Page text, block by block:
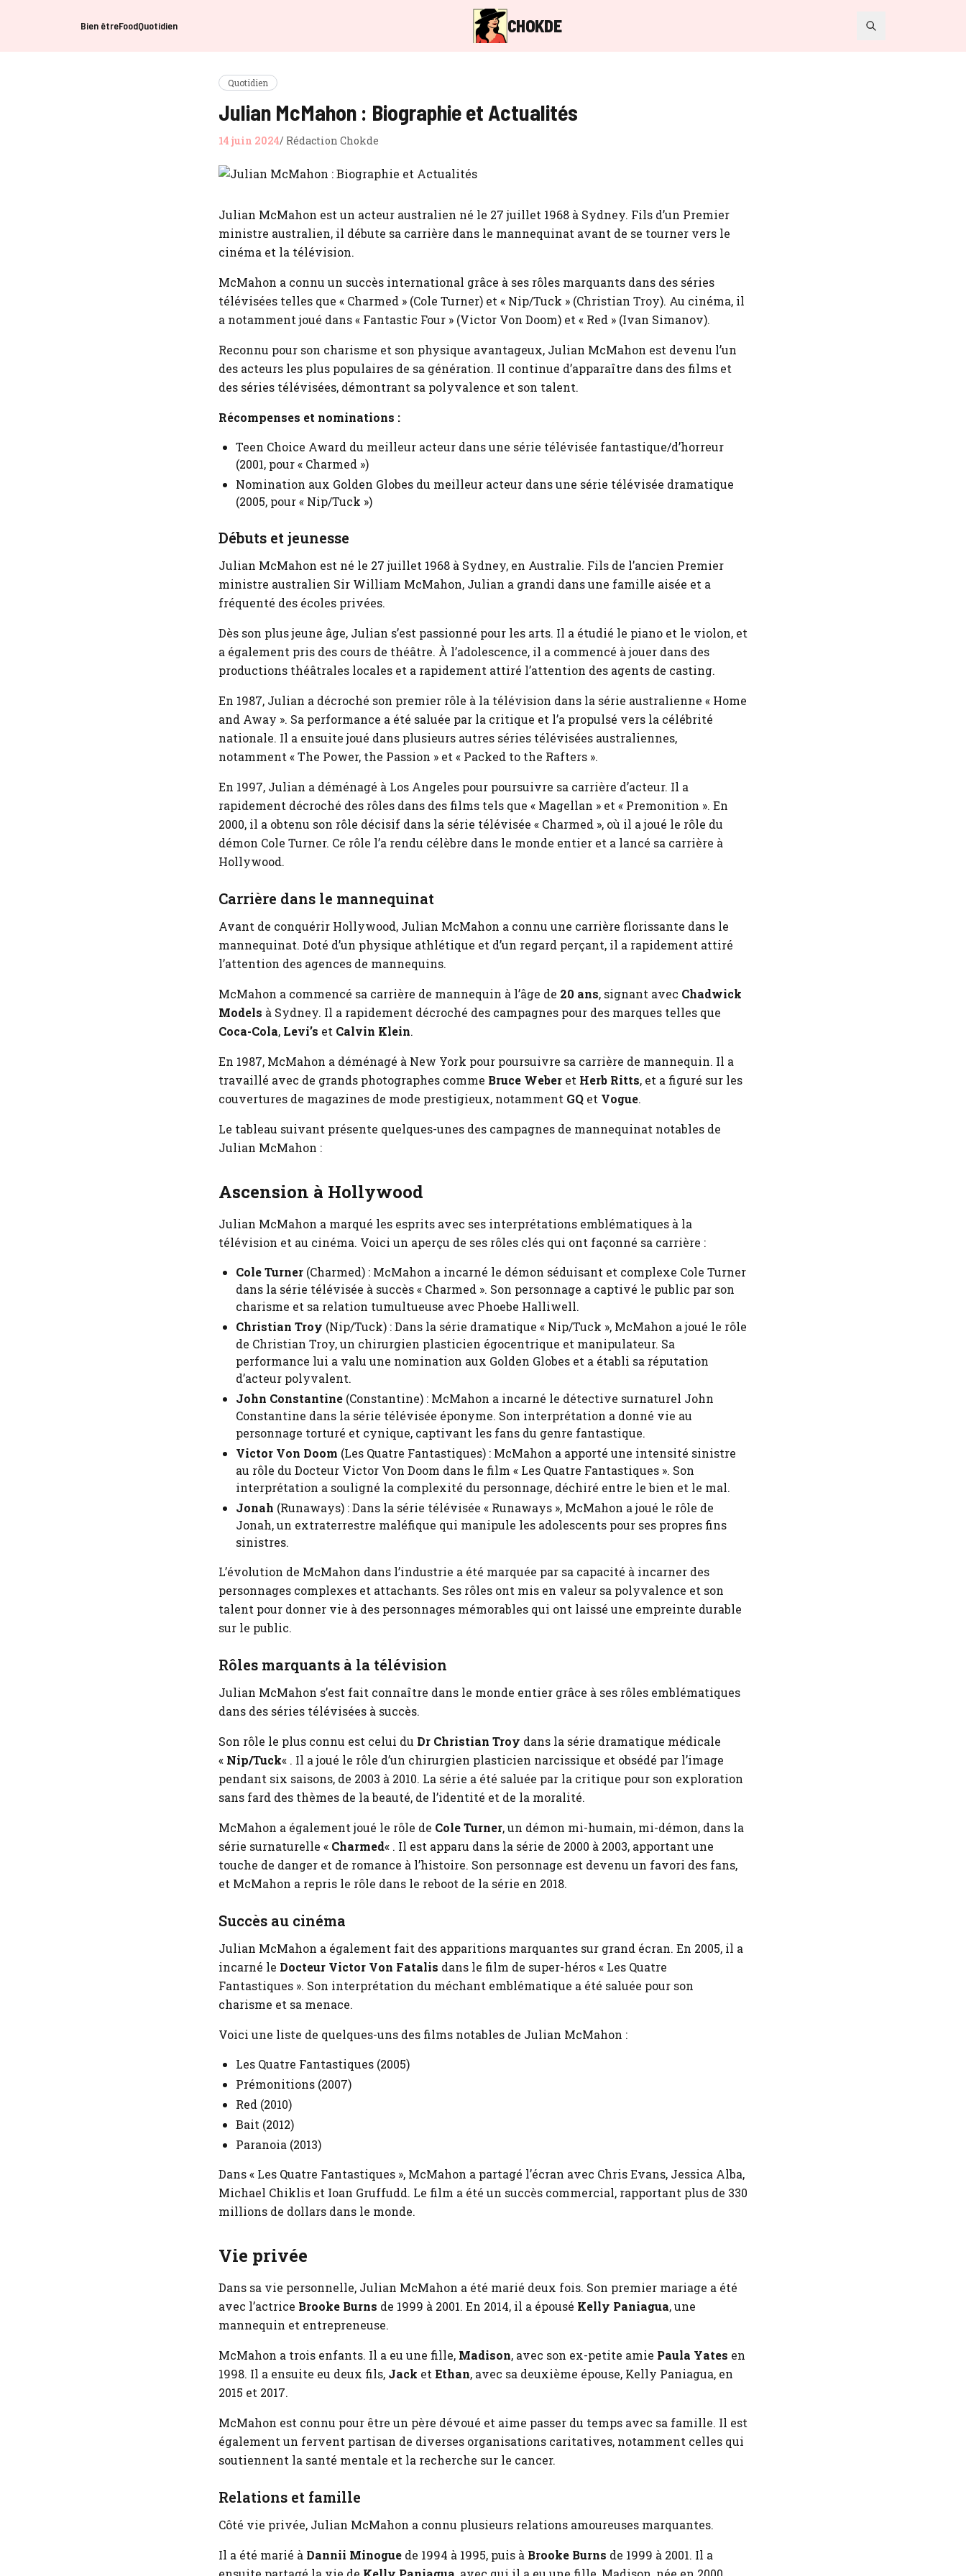
Bien êtreFoodQuotidien CHOKDE
Quotidien
Julian McMahon : Biographie et Actualités
14 juin 2024/ Rédaction Chokde
Julian McMahon est un acteur australien né le 27 juillet 1968 à Sydney. Fils d’un Premier
ministre australien, il débute sa carrière dans le mannequinat avant de se tourner vers le
cinéma et la télévision.
McMahon a connu un succès international grâce à ses rôles marquants dans des séries
télévisées telles que « Charmed » (Cole Turner) et « Nip/Tuck » (Christian Troy). Au cinéma, il
a notamment joué dans « Fantastic Four » (Victor Von Doom) et « Red » (Ivan Simanov).
Reconnu pour son charisme et son physique avantageux, Julian McMahon est devenu l’un
des acteurs les plus populaires de sa génération. Il continue d’apparaître dans des films et
des séries télévisées, démontrant sa polyvalence et son talent.
Récompenses et nominations :
Teen Choice Award du meilleur acteur dans une série télévisée fantastique/d’horreur
(2001, pour « Charmed »)
Nomination aux Golden Globes du meilleur acteur dans une série télévisée dramatique
(2005, pour « Nip/Tuck »)
Débuts et jeunesse
Julian McMahon est né le 27 juillet 1968 à Sydney, en Australie. Fils de l’ancien Premier
ministre australien Sir William McMahon, Julian a grandi dans une famille aisée et a
fréquenté des écoles privées.
Dès son plus jeune âge, Julian s’est passionné pour les arts. Il a étudié le piano et le violon, et
a également pris des cours de théâtre. À l’adolescence, il a commencé à jouer dans des
productions théâtrales locales et a rapidement attiré l’attention des agents de casting.
En 1987, Julian a décroché son premier rôle à la télévision dans la série australienne « Home
and Away ». Sa performance a été saluée par la critique et l’a propulsé vers la célébrité
nationale. Il a ensuite joué dans plusieurs autres séries télévisées australiennes,
notamment « The Power, the Passion » et « Packed to the Rafters ».
En 1997, Julian a déménagé à Los Angeles pour poursuivre sa carrière d’acteur. Il a
rapidement décroché des rôles dans des films tels que « Magellan » et « Premonition ». En
2000, il a obtenu son rôle décisif dans la série télévisée « Charmed », où il a joué le rôle du
démon Cole Turner. Ce rôle l’a rendu célèbre dans le monde entier et a lancé sa carrière à
Hollywood.
Carrière dans le mannequinat
Avant de conquérir Hollywood, Julian McMahon a connu une carrière florissante dans le
mannequinat. Doté d’un physique athlétique et d’un regard perçant, il a rapidement attiré
l’attention des agences de mannequins.
McMahon a commencé sa carrière de mannequin à l’âge de 20 ans, signant avec Chadwick
Models à Sydney. Il a rapidement décroché des campagnes pour des marques telles que
Coca-Cola, Levi’s et Calvin Klein.
En 1987, McMahon a déménagé à New York pour poursuivre sa carrière de mannequin. Il a
travaillé avec de grands photographes comme Bruce Weber et Herb Ritts, et a figuré sur les
couvertures de magazines de mode prestigieux, notamment GQ et Vogue.
Le tableau suivant présente quelques-unes des campagnes de mannequinat notables de
Julian McMahon :
Ascension à Hollywood
Julian McMahon a marqué les esprits avec ses interprétations emblématiques à la
télévision et au cinéma. Voici un aperçu de ses rôles clés qui ont façonné sa carrière :
Cole Turner (Charmed) : McMahon a incarné le démon séduisant et complexe Cole Turner
dans la série télévisée à succès « Charmed ». Son personnage a captivé le public par son
charisme et sa relation tumultueuse avec Phoebe Halliwell.
Christian Troy (Nip/Tuck) : Dans la série dramatique « Nip/Tuck », McMahon a joué le rôle
de Christian Troy, un chirurgien plasticien égocentrique et manipulateur. Sa
performance lui a valu une nomination aux Golden Globes et a établi sa réputation
d’acteur polyvalent.
John Constantine (Constantine) : McMahon a incarné le détective surnaturel John
Constantine dans la série télévisée éponyme. Son interprétation a donné vie au
personnage torturé et cynique, captivant les fans du genre fantastique.
Victor Von Doom (Les Quatre Fantastiques) : McMahon a apporté une intensité sinistre
au rôle du Docteur Victor Von Doom dans le film « Les Quatre Fantastiques ». Son
interprétation a souligné la complexité du personnage, déchiré entre le bien et le mal.
Jonah (Runaways) : Dans la série télévisée « Runaways », McMahon a joué le rôle de
Jonah, un extraterrestre maléfique qui manipule les adolescents pour ses propres fins
sinistres.
L’évolution de McMahon dans l’industrie a été marquée par sa capacité à incarner des
personnages complexes et attachants. Ses rôles ont mis en valeur sa polyvalence et son
talent pour donner vie à des personnages mémorables qui ont laissé une empreinte durable
sur le public.
Rôles marquants à la télévision
Julian McMahon s’est fait connaître dans le monde entier grâce à ses rôles emblématiques
dans des séries télévisées à succès.
Son rôle le plus connu est celui du Dr Christian Troy dans la série dramatique médicale
« Nip/Tuck« . Il a joué le rôle d’un chirurgien plasticien narcissique et obsédé par l’image
pendant six saisons, de 2003 à 2010. La série a été saluée par la critique pour son exploration
sans fard des thèmes de la beauté, de l’identité et de la moralité.
McMahon a également joué le rôle de Cole Turner, un démon mi-humain, mi-démon, dans la
série surnaturelle « Charmed« . Il est apparu dans la série de 2000 à 2003, apportant une
touche de danger et de romance à l’histoire. Son personnage est devenu un favori des fans,
et McMahon a repris le rôle dans le reboot de la série en 2018.
Succès au cinéma
Julian McMahon a également fait des apparitions marquantes sur grand écran. En 2005, il a
incarné le Docteur Victor Von Fatalis dans le film de super-héros « Les Quatre
Fantastiques ». Son interprétation du méchant emblématique a été saluée pour son
charisme et sa menace.
Voici une liste de quelques-uns des films notables de Julian McMahon :
Les Quatre Fantastiques (2005)
Prémonitions (2007)
Red (2010)
Bait (2012)
Paranoia (2013)
Dans « Les Quatre Fantastiques », McMahon a partagé l’écran avec Chris Evans, Jessica Alba,
Michael Chiklis et Ioan Gruffudd. Le film a été un succès commercial, rapportant plus de 330
millions de dollars dans le monde.
Vie privée
Dans sa vie personnelle, Julian McMahon a été marié deux fois. Son premier mariage a été
avec l’actrice Brooke Burns de 1999 à 2001. En 2014, il a épousé Kelly Paniagua, une
mannequin et entrepreneuse.
McMahon a trois enfants. Il a eu une fille, Madison, avec son ex-petite amie Paula Yates en
1998. Il a ensuite eu deux fils, Jack et Ethan, avec sa deuxième épouse, Kelly Paniagua, en
2015 et 2017.
McMahon est connu pour être un père dévoué et aime passer du temps avec sa famille. Il est
également un fervent partisan de diverses organisations caritatives, notamment celles qui
soutiennent la santé mentale et la recherche sur le cancer.
Relations et famille
Côté vie privée, Julian McMahon a connu plusieurs relations amoureuses marquantes.
Il a été marié à Dannii Minogue de 1994 à 1995, puis à Brooke Burns de 1999 à 2001. Il a